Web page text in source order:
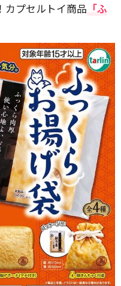
カプセルトイ商品 「ふ